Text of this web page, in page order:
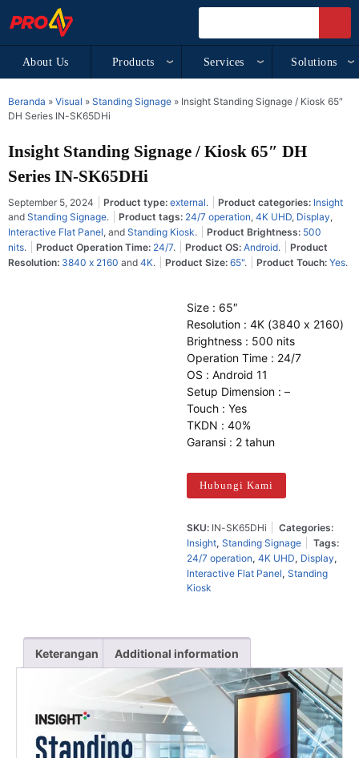
About Us Products Services Solutions
Beranda » Visual » Standing Signage » Insight Standing Signage / Kiosk 65″
DH Series IN-SK65DHi
Insight Standing Signage / Kiosk 65″ DH
Series IN-SK65DHi
September 5, 2024 Product type: external. Product categories: Insight
and Standing Signage. Product tags: 24/7 operation, 4K UHD, Display,
Interactive Flat Panel, and Standing Kiosk. Product Brightness: 500
nits. Product Operation Time: 24/7. Product OS: Android.
Product
Resolution: 3840 x 2160 and 4K. Product Size: 65". Product Touch: Yes.
Size : 65″
Resolution : 4K (3840 x 2160)
Brightness : 500 nits
Operation Time : 24/7
OS : Android 11
Setup Dimension : –
Touch : Yes
TKDN : 40%
Garansi : 2 tahun
Hubungi Kami
SKU: IN-SK65DHi
Categories:
Insight, Standing Signage
Tags:
24/7 operation, 4K UHD, Display,
Interactive Flat Panel, Standing
Kiosk
Keterangan Additional information